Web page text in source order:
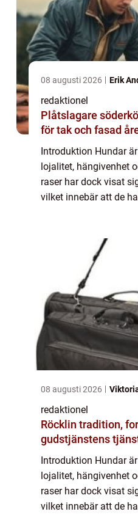
08 augusti 2026 Erik
redaktionel
Plåtslagare söderköping
för tak och fasad
Introduktion Hundar
lojalitet, hängivenhet
raser har dock visat
vilket innebär att de
08 augusti 2026
redaktionel
Röcklin tradition, form och funktion i
gudstjänstens
Introduktion Hundar
lojalitet, hängivenhet
raser har dock visat
vilket innebär att de